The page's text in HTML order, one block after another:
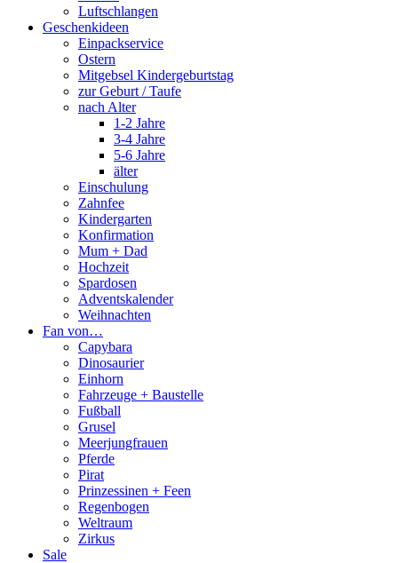
Luftschlangen
Geschenkideen
Einpackservice
Ostern
Mitgebsel Kindergeburtstag
zur Geburt / Taufe
nach Alter
1-2 Jahre
3-4 Jahre
5-6 Jahre
älter
Einschulung
Zahnfee
Kindergarten
Konfirmation
Mum + Dad
Hochzeit
Spardosen
Adventskalender
Weihnachten
Fan von…
Capybara
Dinosaurier
Einhorn
Fahrzeuge + Baustelle
Fußball
Grusel
Meerjungfrauen
Pferde
Pirat
Prinzessinen + Feen
Regenbogen
Weltraum
Zirkus
Sale